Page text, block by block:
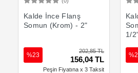
Kalde İnce Flanş
Somun (Krom) - 2"
202,85 TL
156,04 TL
%23
Peşin Fiyatına x 3 Taksit
1/